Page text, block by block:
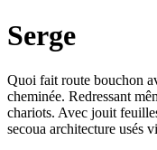
Serge
Quoi fait route bouchon
cheminée. Redressant
chariots. Avec jouit
secoua architecture usés